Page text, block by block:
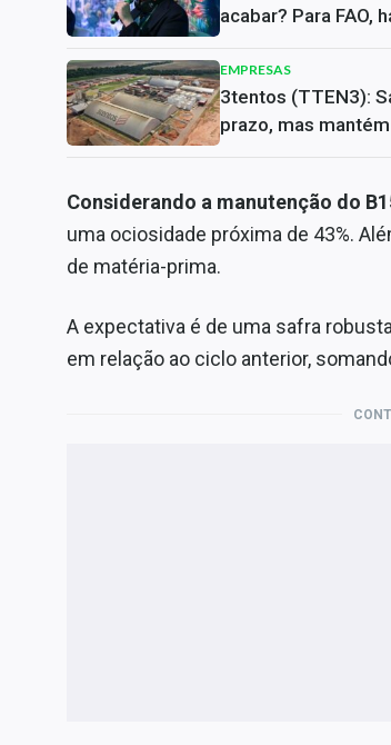
acabar? Para FAO,
EMPRESAS
3tentos (TTEN3):
prazo, mas
Considerando a manutenção do
uma ociosidade próxima de 43%.
de matéria-prima.
A expectativa é de uma safra
em relação ao ciclo anterior,